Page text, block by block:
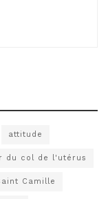
attitude
du col de l'utérus
Camille